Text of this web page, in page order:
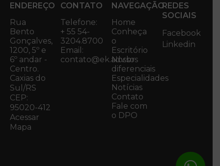
ENDEREÇO
Rua
Bento
Gonçalves,
1200, 5º e
6º andar -
Centro.
Caxias do
Sul/RS
CEP:
95020-412
Acessar
Mapa
CONTATO
Telefone:
+ 55 54-
3204.8700
Email:
contato@ek.adv.br
NAVEGAÇÃO
Home
Conheça
o
Escritório
Nossos
diferenciais
Especialidades
Notícias
Contato
Fale com
o DPO
REDES
SOCIAIS
Facebook
Linkedin